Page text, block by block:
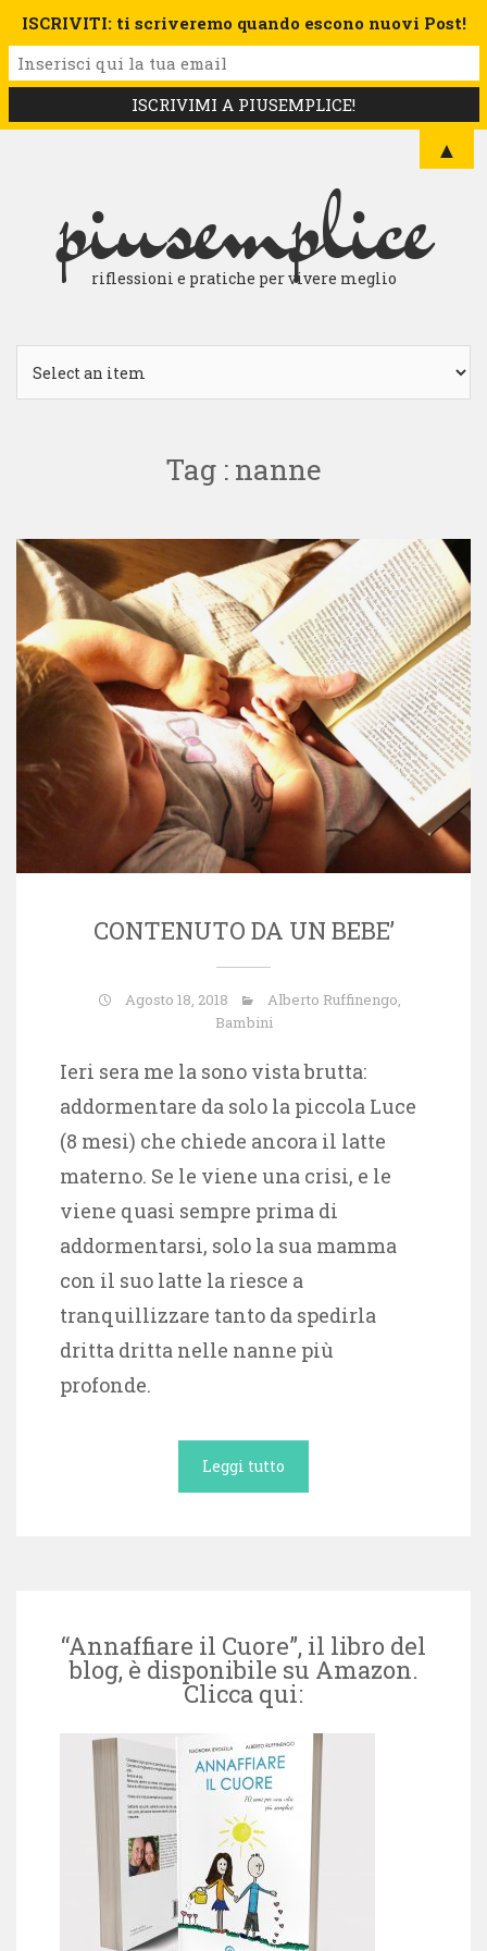
piusemplice
riflessioni e pratiche per vivere meglio
Tag : nanne
CONTENUTO DA UN BEBE’
Agosto 18, 2018 Alberto Ruffinengo,
Bambini
Ieri sera me la sono vista brutta:
addormentare da solo la piccola Luce
(8 mesi) che chiede ancora il latte
materno. Se le viene una crisi, e le
viene quasi sempre prima di
addormentarsi, solo la sua mamma
con il suo latte la riesce a
tranquillizzare tanto da spedirla
dritta dritta nelle nanne più
profonde.
Leggi tutto
“Annaffiare il Cuore”, il libro del
blog, è disponibile su Amazon.
Clicca qui:
ISCRIVITI: ti scriveremo quando escono nuovi Post!
▲